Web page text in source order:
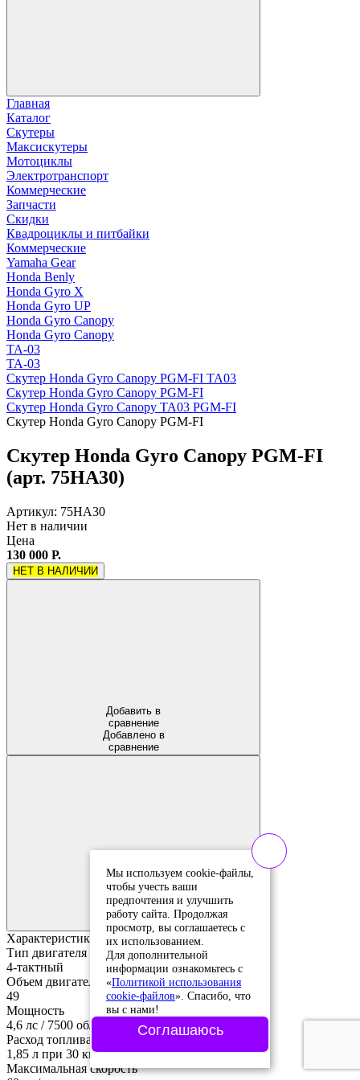
Главная
Каталог
Скутеры
Максискутеры
Мотоциклы
Электротранспорт
Коммерческие
Запчасти
Скидки
Квадроциклы и питбайки
Коммерческие
Yamaha Gear
Honda Benly
Honda Gyro X
Honda Gyro UP
Honda Gyro Canopy
Honda Gyro Canopy
TA-03
TA-03
Скутер Honda Gyro Canopy PGM-FI TA03
Скутер Honda Gyro Canopy PGM-FI
Скутер Honda Gyro Canopy TA03 PGM-FI
Скутер Honda Gyro Canopy PGM-FI
Скутер Honda Gyro Canopy PGM-FI
(арт. 75HA30)
Артикул: 75HA30
Нет в наличии
Цена
130 000 Р.
НЕТ В НАЛИЧИИ
Добавить в
сравнение
Добавлено в
сравнение
Добавить в
избранное
Добавлено в
избранное
Характеристики
Тип двигателя
4-тактный
Объем двигателя
49
Мощность
4,6 лс / 7500 об/мин
Расход топлива
1,85 л при 30 км/ч
Максимальная скорость
Мы используем cookie-файлы,
чтобы учесть ваши
предпочтения и улучшить
работу сайта. Продолжая
просмотр, вы соглашаетесь с
их использованием.
Для дополнительной
информации ознакомьтесь с
«Политикой использования
cookie-файлов». Спасибо, что
вы с нами!
Соглашаюсь